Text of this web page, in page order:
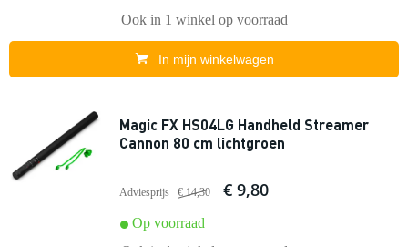
Ook in 1 winkel op voorraad
In mijn winkelwagen
Magic FX HS04LG Handheld Streamer
Cannon 80 cm lichtgroen
Adviesprijs € 14,30 € 9,80
Op voorraad